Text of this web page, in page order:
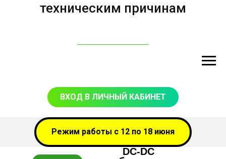
техническим причинам
ВХОД В ЛИЧНЫЙ КАБИНЕТ
Режим работы с 12 по 18 июня
DC-DC